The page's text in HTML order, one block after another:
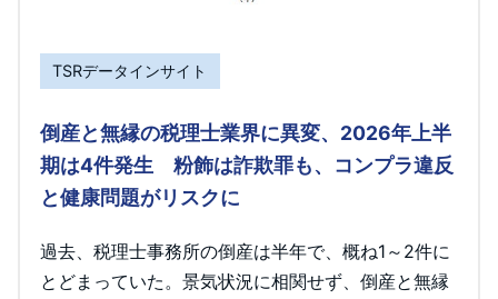
TSRデータインサイト
倒産と無縁の税理士業界に異変、2026年上半
期は4件発生 粉飾は詐欺罪も、コンプラ違反
と健康問題がリスクに
過去、税理士事務所の倒産は半年で、概ね1～2件に
とどまっていた。景気状況に相関せず、倒産と無縁